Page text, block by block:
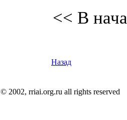
<< В
Назад
© 2002, rriai.org.ru all rights reserved